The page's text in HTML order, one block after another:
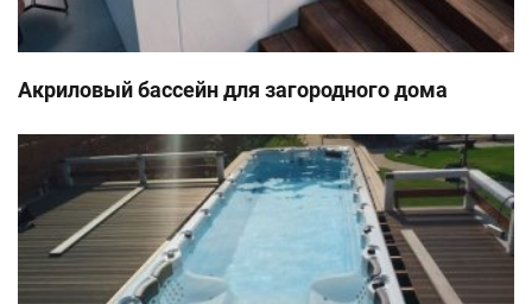
Акриловый бассейн для загородного дома